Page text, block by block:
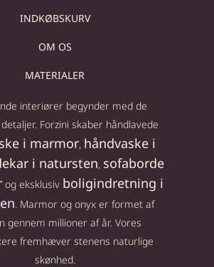
INDKØBSKURV
OM OS
MATERIALER
interiører begynder med de
Forzini skaber håndlavede
i marmor, håndvaske i
i natursten, sofaborde
og eksklusiv boligindretning i
. Marmor og onyx er formet af
gennem millioner af år. Vores
fremhæver stenens naturlige
skønhed.